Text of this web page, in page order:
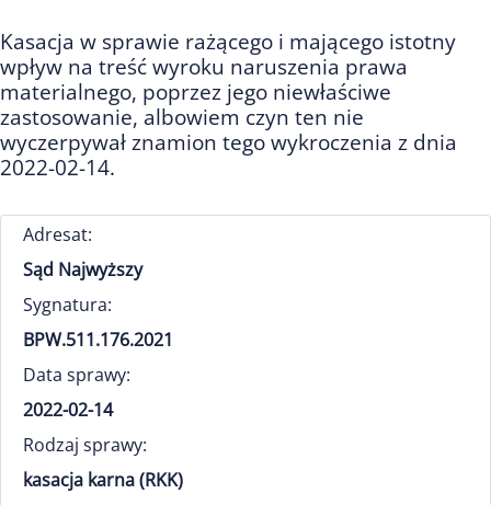
Kasacja w sprawie rażącego i mającego istotny
wpływ na treść wyroku naruszenia prawa
materialnego, poprzez jego niewłaściwe
zastosowanie, albowiem czyn ten nie
wyczerpywał znamion tego wykroczenia z dnia
2022-02-14.
Adresat:
Sąd Najwyższy
Sygnatura:
BPW.511.176.2021
Data sprawy:
2022-02-14
Rodzaj sprawy:
kasacja karna (RKK)